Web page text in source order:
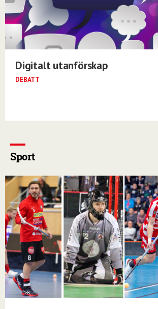
Digitalt utanförskap
DEBATT
Sport